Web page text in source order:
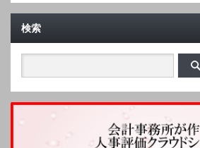
検索